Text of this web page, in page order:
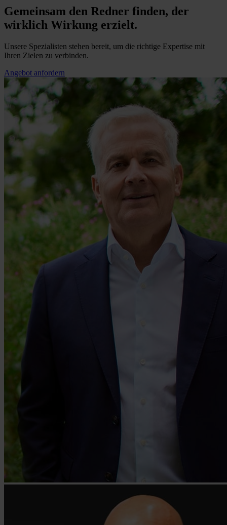
Gemeinsam den Redner finden, der
wirklich Wirkung erzielt.
Unsere Spezialisten stehen bereit, um die richtige Expertise mit
Ihren Zielen zu verbinden.
Angebot anfordern